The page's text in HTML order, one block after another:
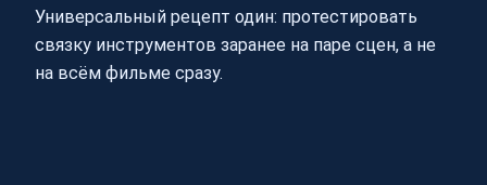
Универсальный рецепт один: протестировать
связку инструментов заранее на паре сцен, а не
на всём фильме сразу.